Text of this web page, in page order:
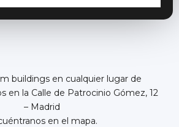
buildings en cualquier lugar de
en la Calle de Patrocinio Gómez, 12
– Madrid
en el mapa.